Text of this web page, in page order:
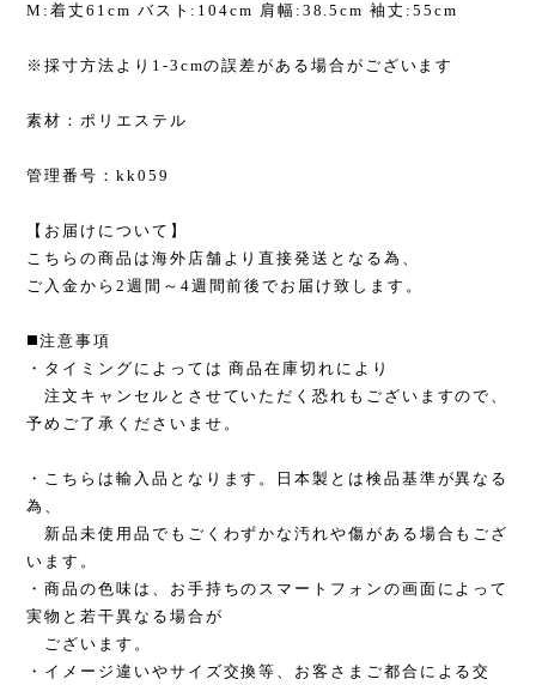
M:着丈61cm バスト:104cm 肩幅:38.5cm 袖丈:55cm
※採寸方法より1-3cmの誤差がある場合がございます
素材：ポリエステル
管理番号：kk059
【お届けについて】
こちらの商品は海外店舗より直接発送となる為、
ご入金から2週間～4週間前後でお届け致します。
◼️注意事項
・タイミングによっては 商品在庫切れにより
注文キャンセルとさせていただく恐れもございますので、
予めご了承くださいませ。
・こちらは輸入品となります。日本製とは検品基準が異なる
為、
新品未使用品でもごくわずかな汚れや傷がある場合もござ
います。
・商品の色味は、お手持ちのスマートフォンの画面によって
実物と若干異なる場合が
ございます。
・イメージ違いやサイズ交換等、お客さまご都合による交